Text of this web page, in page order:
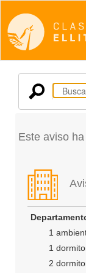
Este aviso
1
1
2